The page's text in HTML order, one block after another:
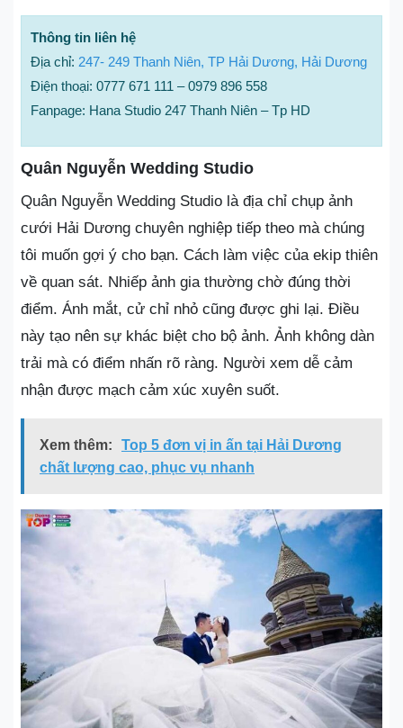
Thông tin liên hệ
Địa chỉ: 247- 249 Thanh Niên, TP Hải Dương, Hải Dương
Điện thoại: 0777 671 111 – 0979 896 558
Fanpage: Hana Studio 247 Thanh Niên – Tp HD
Quân Nguyễn Wedding Studio
Quân Nguyễn Wedding Studio là địa chỉ chụp ảnh
cưới Hải Dương chuyên nghiệp tiếp theo mà chúng
tôi muốn gợi ý cho bạn. Cách làm việc của ekip thiên
về quan sát. Nhiếp ảnh gia thường chờ đúng thời
điểm. Ánh mắt, cử chỉ nhỏ cũng được ghi lại. Điều
này tạo nên sự khác biệt cho bộ ảnh. Ảnh không dàn
trải mà có điểm nhấn rõ ràng. Người xem dễ cảm
nhận được mạch cảm xúc xuyên suốt.
Xem thêm:
Top 5 đơn vị in ấn tại Hải Dương
chất lượng cao, phục vụ nhanh